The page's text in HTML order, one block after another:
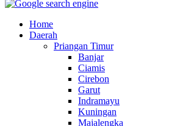
Home
Daerah
Priangan Timur
Banjar
Ciamis
Cirebon
Garut
Indramayu
Kuningan
Majalengka